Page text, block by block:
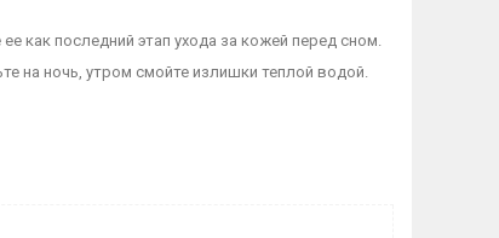
как последний этап ухода за кожей перед сном.
на ночь, утром смойте излишки теплой водой.